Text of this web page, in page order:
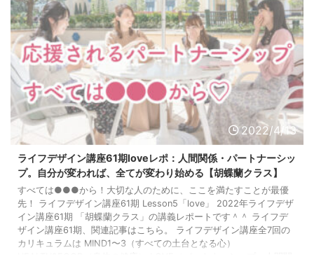
2022/4/13
ライフデザイン講座61期loveレポ：人間関係・パートナーシッ
プ。自分が変われば、全てが変わり始める【胡蝶蘭クラス】
すべては●●●から！大切な人のために、ここを満たすことが最優
先！ ライフデザイン講座61期 Lesson5「love」 2022年ライフデザ
イン講座61期 「胡蝶蘭クラス」の講義レポートです＾＾ ライフデ
ザイン講座61期、関連記事はこちら。 ライフデザイン講座全7回の
カリキュラムは MIND1〜3（すべての土台となる心）